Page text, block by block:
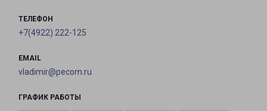
ТЕЛЕФОН
+7(4922) 222-125
EMAIL
vladimir@pecom.ru
ГРАФИК РАБОТЫ